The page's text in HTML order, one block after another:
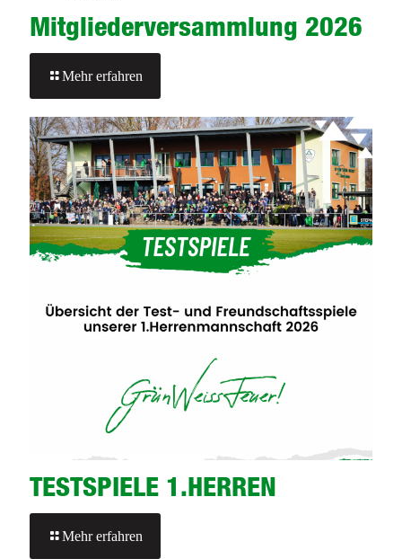
Mitgliederversammlung 2026
Mehr erfahren
TESTSPIELE 1.HERREN
Mehr erfahren